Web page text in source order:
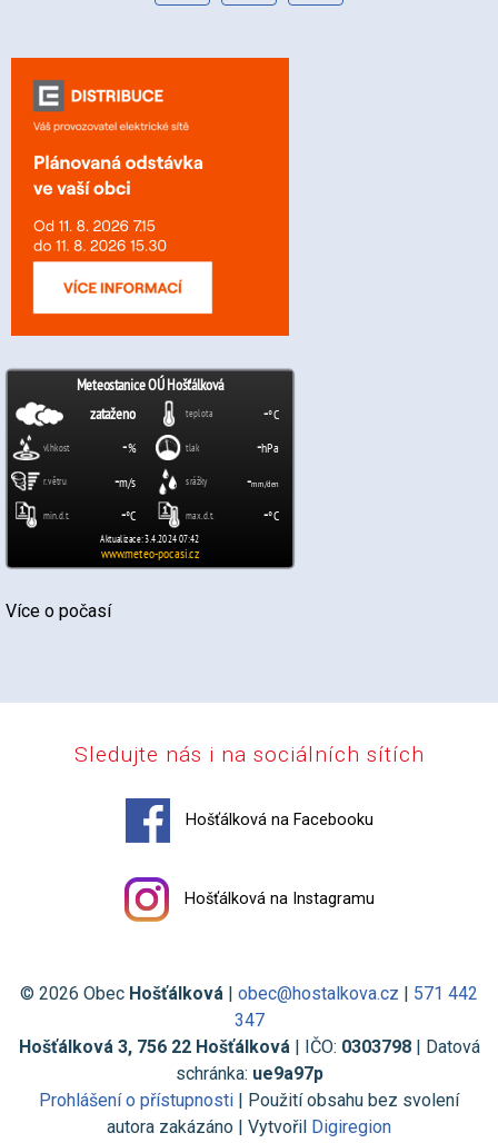
Více o počasí
Sledujte nás i na sociálních sítích
Hošťálková na Facebooku
Hošťálková na Instagramu
© 2026 Obec Hošťálková | obec@hostalkova.cz | 571 442
347
Hošťálková 3, 756 22 Hošťálková| IČO: 0303798| Datová
schránka: ue9a97p
Prohlášení o přístupnosti | Použití obsahu bez svolení
autora zakázáno | Vytvořil Digiregion